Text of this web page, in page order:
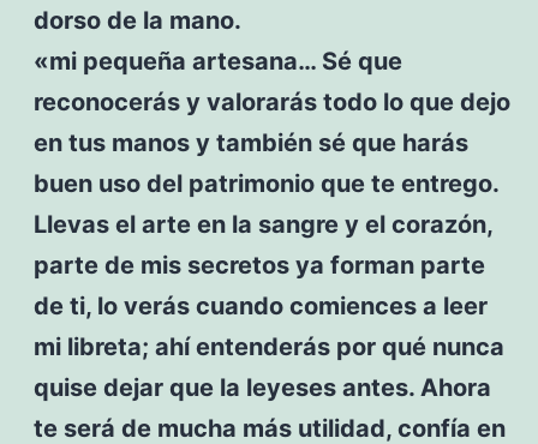
dorso de la mano.
«mi pequeña artesana… Sé que
reconocerás y valorarás todo lo que dejo
en tus manos y también sé que harás
buen uso del patrimonio que te entrego.
Llevas el arte en la sangre y el corazón,
parte de mis secretos ya forman parte
de ti, lo verás cuando comiences a leer
mi libreta; ahí entenderás por qué nunca
quise dejar que la leyeses antes. Ahora
te será de mucha más utilidad, confía en